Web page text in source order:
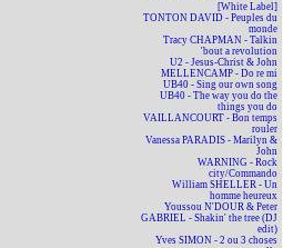
[White Label]
TONTON DAVID - Peuples du
monde
Tracy CHAPMAN - Talkin
'bout a revolution
U2 - Jesus-Christ & John
MELLENCAMP - Do re mi
UB40 - Sing our own song
UB40 - The way you do the
things you do
VAILLANCOURT - Bon temps
rouler
Vanessa PARADIS - Marilyn &
John
WARNING - Rock
city/Commando
William SHELLER - Un
homme heureux
Youssou N'DOUR & Peter
GABRIEL - Shakin' the tree (DJ
edit)
Yves SIMON - 2 ou 3 choses